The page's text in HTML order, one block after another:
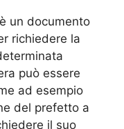
un documento
richiedere la
può essere
ad esempio
del prefetto a
il suo